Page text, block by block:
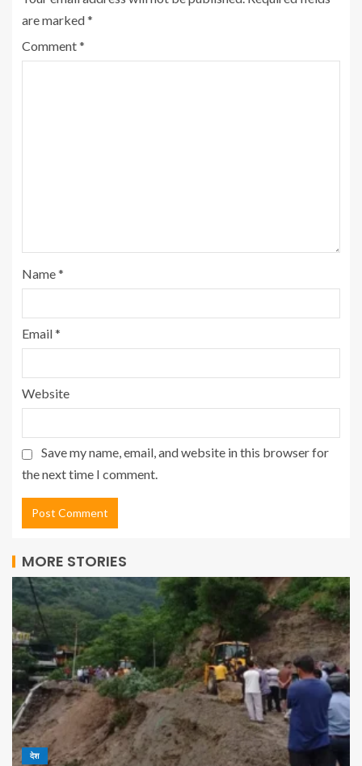
are marked*
Comment*
Name*
Email*
Website
Save my name, email, and website in this browser for
the next time I comment.
MORE STORIES
देश